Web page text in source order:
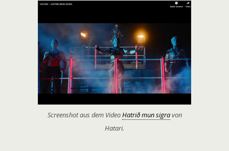
Screenshot aus dem VideoHatrið mun sigravon
Hatari.